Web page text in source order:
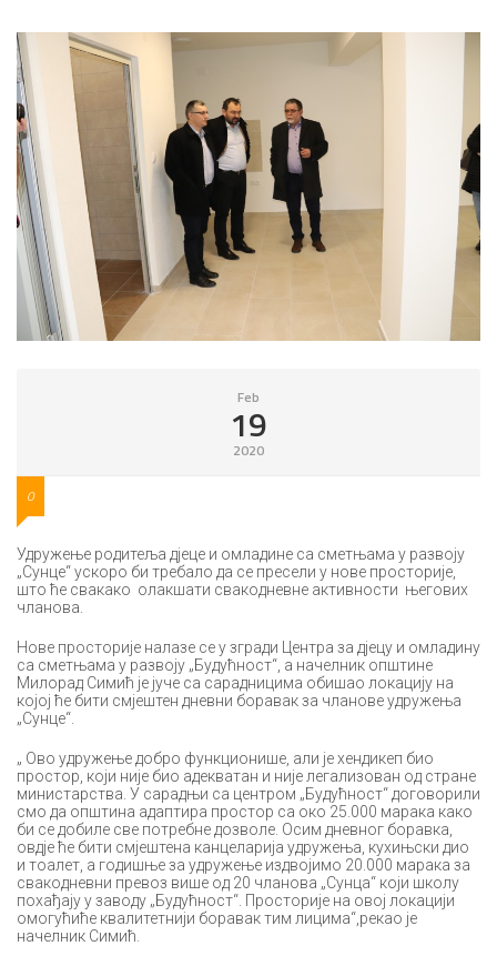
Feb
19
2020
0
Удружење родитеља дјеце и омладине са сметњама у развоју
„Сунце“ ускоро би требало да се пресели у нове просторије,
што ће свакако олакшати свакодневне активности његових
чланова.
Нове просторије налазе се у згради Центра за дјецу и омладину
са сметњама у развоју „Будућност“, а начелник општине
Милорад Симић је јуче са сарадницима обишао локацију на
којој ће бити смјештен дневни боравак за чланове удружења
„Сунце“.
„ Ово удружење добро функционише, али је хендикеп био
простор, који није био адекватан и није легализован од стране
министарства. У сарадњи са центром „Будућност“ договорили
смо да општина адаптира простор са око 25.000 марака како
би се добиле све потребне дозволе. Осим дневног боравка,
овдје ће бити смјештена канцеларија удружења, кухињски дио
и тоалет, а годишње за удружење издвојимо 20.000 марака за
свакодневни превоз више од 20 чланова „Сунца“ који школу
похађају у заводу „Будућност“. Просторије на овој локацији
омогућиће квалитетнији боравак тим лицима“,рекао је
начелник Симић.